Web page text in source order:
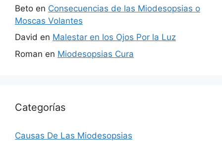
Beto en Consecuencias de las Miodesopsias o
Moscas Volantes
David en Malestar en los Ojos Por la Luz
Roman en Miodesopsias Cura
Categorías
Causas De Las Miodesopsias